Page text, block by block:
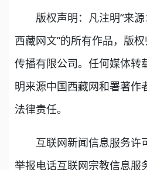
版权声明：凡注明“来源
西藏网文”的所有作品，版
传播有限公司。任何媒体转
明来源中国西藏网和署著作
法律责任。
互联网新闻信息服务许
举报电话互联网宗教信息服